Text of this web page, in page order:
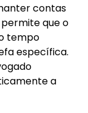
contas
que o
tempo
específica.
a